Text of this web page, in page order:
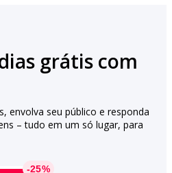
grátis com
envolva seu público e responda
– tudo em um só lugar, para